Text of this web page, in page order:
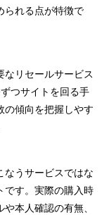
られる点が特徴で
なリセールサービス
つサイトを回る手
の傾向を把握しやす
なうサービスではな
です。実際の購入時
本人確認の有無、